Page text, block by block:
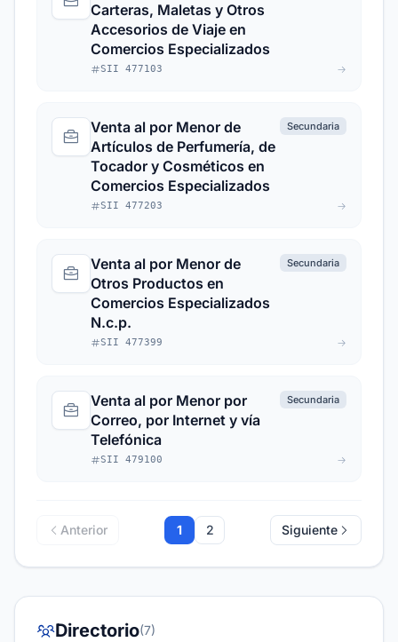
Carteras, Maletas y Otros
Accesorios de Viaje en
Comercios Especializados
SII 477103
Venta al por Menor de
Artículos de Perfumería, de
Tocador y Cosméticos en
Comercios Especializados
Secundaria
SII 477203
Venta al por Menor de
Otros Productos en
Comercios Especializados
N.c.p.
Secundaria
SII 477399
Venta al por Menor por
Correo, por Internet y vía
Telefónica
Secundaria
SII 479100
Anterior 1 2 Siguiente
Directorio(7)